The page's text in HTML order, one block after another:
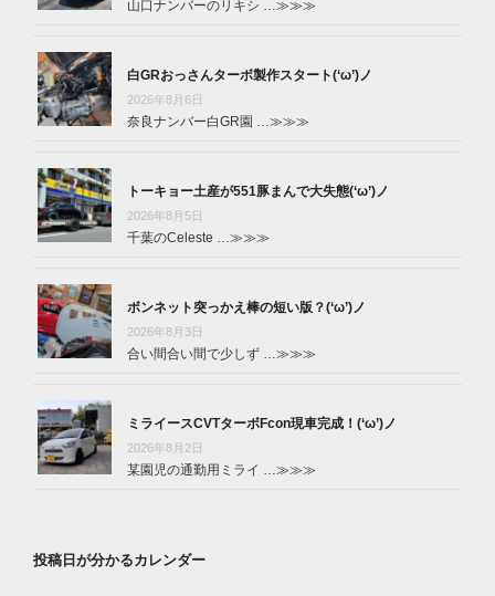
山口ナンバーのリキシ … ≫≫≫
白GRおっさんターボ製作スタート(‘ω’)ノ
2026年8月6日
奈良ナンバー白GR園 … ≫≫≫
トーキョー土産が551豚まんで大失態(‘ω’)ノ
2026年8月5日
千葉のCeleste … ≫≫≫
ボンネット突っかえ棒の短い版？(‘ω’)ノ
2026年8月3日
合い間合い間で少しず … ≫≫≫
ミライースCVTターボFcon現車完成！(‘ω’)ノ
2026年8月2日
某園児の通勤用ミライ … ≫≫≫
投稿日が分かるカレンダー